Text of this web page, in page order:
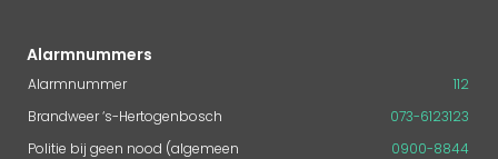
Alarmnummers
Alarmnummer
112
Brandweer ‘s-Hertogenbosch
073-6123123
Politie bij geen nood (algemeen
0900-8844